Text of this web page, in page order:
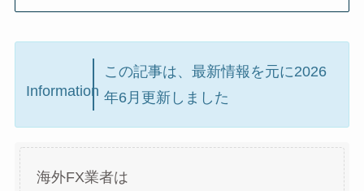
Information
この記事は、最新情報を元に2026
年6月更新しました
海外FX業者は